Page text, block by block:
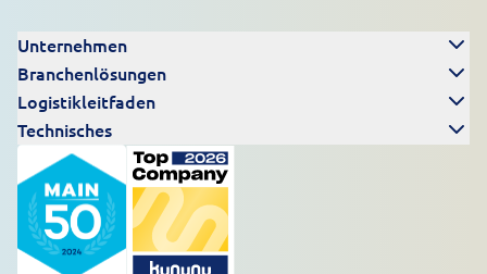
Unternehmen
Branchenlösungen
Logistikleitfaden
Technisches